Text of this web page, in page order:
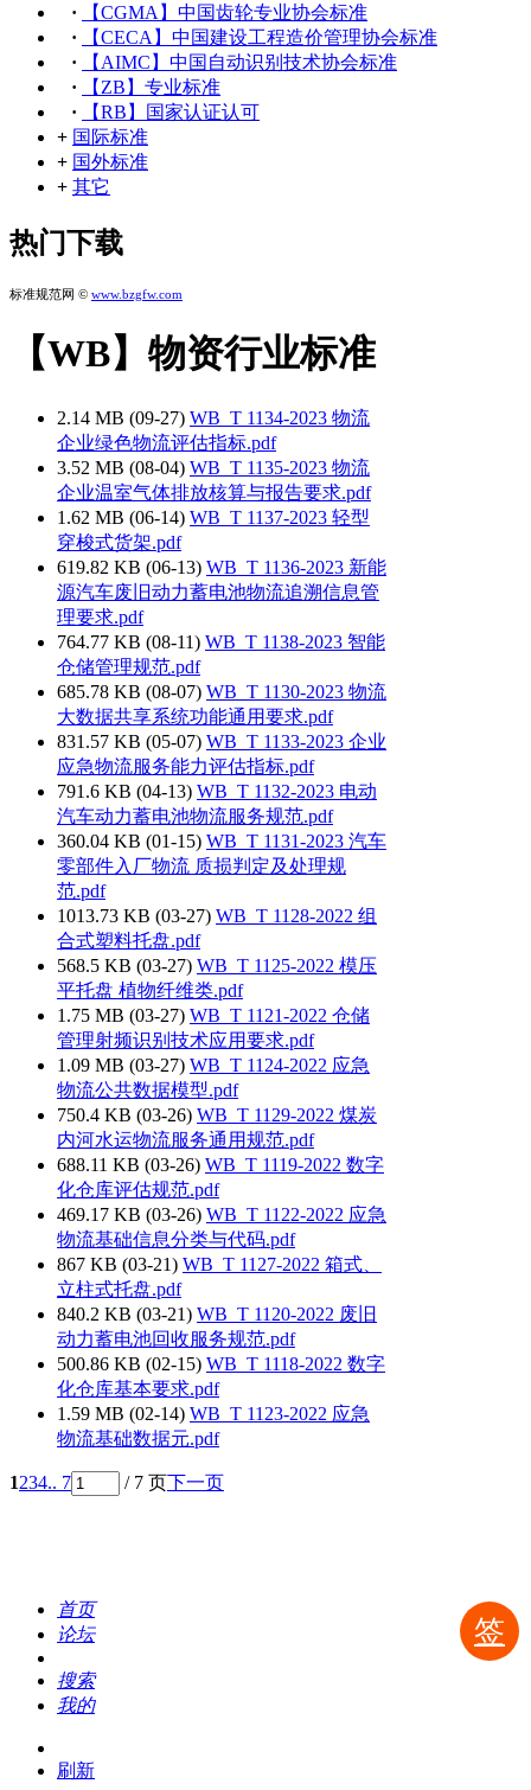
·
【CGMA】中国齿轮专业协会标准
·
【CECA】中国建设工程造价管理协会标准
·
【AIMC】中国自动识别技术协会标准
·
【ZB】专业标准
·
【RB】国家认证认可
+ 国际标准
+ 国外标准
+ 其它
热门下载
标准规范网 © www.bzgfw.com
【WB】物资行业标准
2.14 MB (09-27) WB_T 1134-2023 物流
企业绿色物流评估指标.pdf
3.52 MB (08-04) WB_T 1135-2023 物流
企业温室气体排放核算与报告要求.pdf
1.62 MB (06-14) WB_T 1137-2023 轻型
穿梭式货架.pdf
619.82 KB (06-13) WB_T 1136-2023 新能
源汽车废旧动力蓄电池物流追溯信息管
理要求.pdf
764.77 KB (08-11) WB_T 1138-2023 智能
仓储管理规范.pdf
685.78 KB (08-07) WB_T 1130-2023 物流
大数据共享系统功能通用要求.pdf
831.57 KB (05-07) WB_T 1133-2023 企业
应急物流服务能力评估指标.pdf
791.6 KB (04-13) WB_T 1132-2023 电动
汽车动力蓄电池物流服务规范.pdf
360.04 KB (01-15) WB_T 1131-2023 汽车
零部件入厂物流 质损判定及处理规
范.pdf
1013.73 KB (03-27) WB_T 1128-2022 组
合式塑料托盘.pdf
568.5 KB (03-27) WB_T 1125-2022 模压
平托盘 植物纤维类.pdf
1.75 MB (03-27) WB_T 1121-2022 仓储
管理射频识别技术应用要求.pdf
1.09 MB (03-27) WB_T 1124-2022 应急
物流公共数据模型.pdf
750.4 KB (03-26) WB_T 1129-2022 煤炭
内河水运物流服务通用规范.pdf
688.11 KB (03-26) WB_T 1119-2022 数字
化仓库评估规范.pdf
469.17 KB (03-26) WB_T 1122-2022 应急
物流基础信息分类与代码.pdf
867 KB (03-21) WB_T 1127-2022 箱式、
立柱式托盘.pdf
840.2 KB (03-21) WB_T 1120-2022 废旧
动力蓄电池回收服务规范.pdf
500.86 KB (02-15) WB_T 1118-2022 数字
化仓库基本要求.pdf
1.59 MB (02-14) WB_T 1123-2022 应急
物流基础数据元.pdf
1234.. 7 / 7 页下一页
签
首页
论坛
搜索
我的
刷新